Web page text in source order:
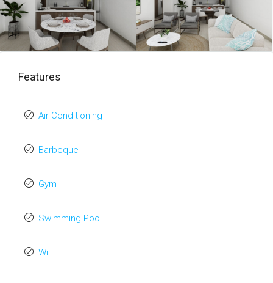
Features
Air Conditioning
Barbeque
Gym
Swimming Pool
WiFi